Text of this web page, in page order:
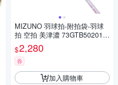
MIZUNO 羽球拍-附拍袋-羽球
拍 空拍 美津濃 73GTB50201
白紅粉橘
$2,280
券
加入購物車